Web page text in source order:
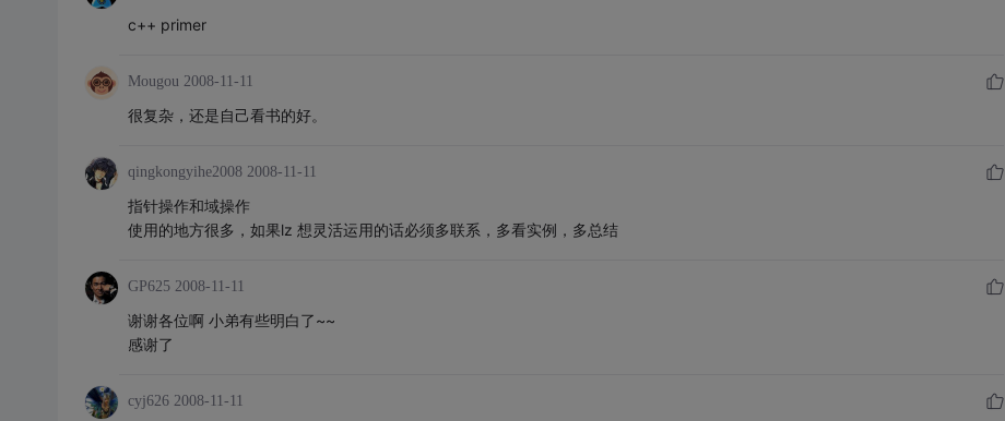
c++ primer
Mougou 2008-11-11
很复杂，还是自己看书的好。
qingkongyihe2008 2008-11-11
指针操作和域操作
使用的地方很多，如果lz 想灵活运用的话必须多联系，多看实例，多总结
GP625 2008-11-11
谢谢各位啊 小弟有些明白了~~
感谢了
cyj626 2008-11-11